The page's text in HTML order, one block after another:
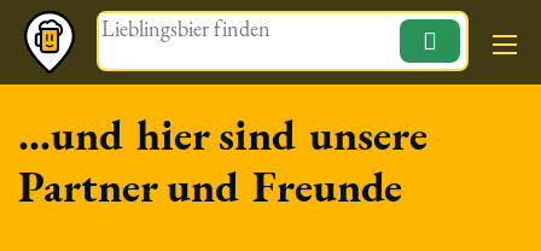
Magazin
...und hier sind unsere
Partner und Freunde